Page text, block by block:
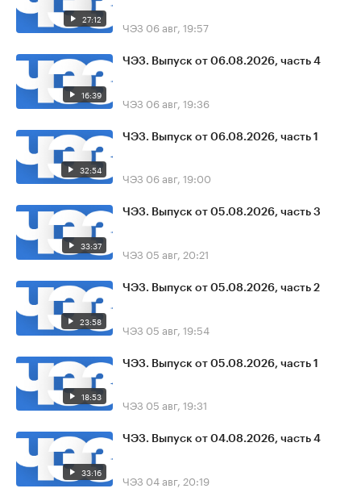
27:12 ЧЭЗ 06 авг, 19:57
16:39
ЧЭЗ. Выпуск от 06.08.2026, часть 4
ЧЭЗ 06 авг, 19:36
32:54
ЧЭЗ. Выпуск от 06.08.2026, часть 1
ЧЭЗ 06 авг, 19:00
33:37
ЧЭЗ. Выпуск от 05.08.2026, часть 3
ЧЭЗ 05 авг, 20:21
23:58
ЧЭЗ. Выпуск от 05.08.2026, часть 2
ЧЭЗ 05 авг, 19:54
18:53
ЧЭЗ. Выпуск от 05.08.2026, часть 1
ЧЭЗ 05 авг, 19:31
33:16
ЧЭЗ. Выпуск от 04.08.2026, часть 4
ЧЭЗ 04 авг, 20:19